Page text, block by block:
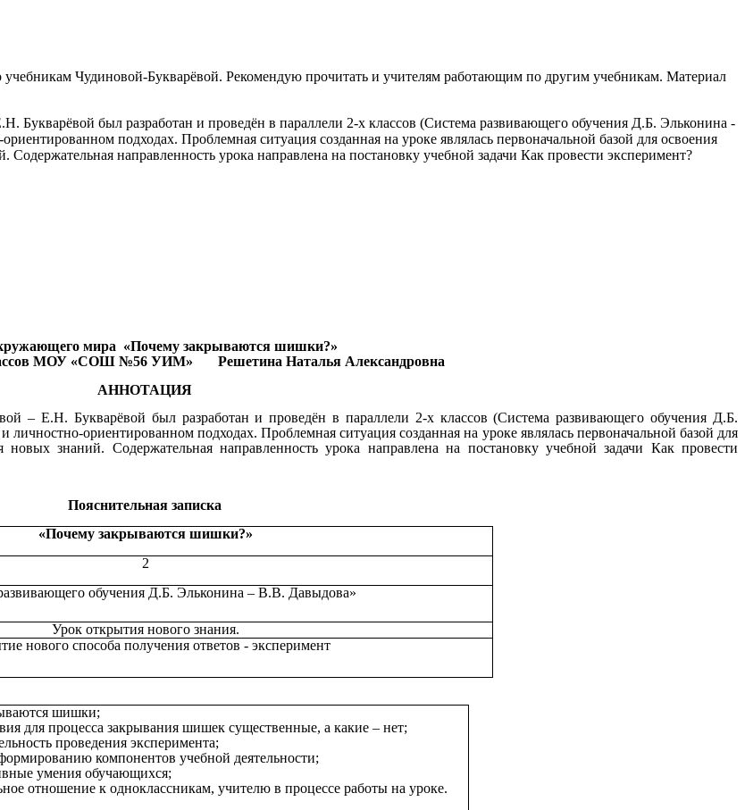
Чудиновой-Букварёвой. Рекомендую прочитать и учителям работающим по другим учебникам. Материал
был разработан и проведён в параллели 2-х классов (Система развивающего обучения Д.Б. Эльконина -
подходах. Проблемная ситуация созданная на уроке являлась первоначальной базой для освоения
направленность урока направлена на постановку учебной задачи Как провести эксперимент?
мира «Почему закрываются шишки?»
МОУ «СОШ №56 УИМ» Решетина Наталья Александровна
АННОТАЦИЯ
– Е.Н. Букварёвой был разработан и проведён в параллели 2-х классов (Система развивающего обучения Д.Б.
ориентированном подходах. Проблемная ситуация созданная на уроке являлась первоначальной базой для
знаний. Содержательная направленность урока направлена на постановку учебной задачи Как провести
Пояснительная записка
«Почему закрываются шишки?»
2
обучения Д.Б. Эльконина – В.В. Давыдова»
Урок открытия нового знания.
нового способа получения ответов - эксперимент
шишки;
для процесса закрывания шишек существенные, а какие – нет;
проведения эксперимента;
компонентов учебной деятельности;
умения обучающихся;
отношение к одноклассникам, учителю в процессе работы на уроке.